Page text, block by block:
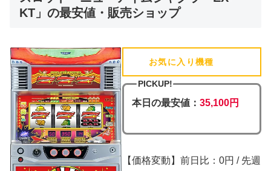
KT」の最安値・販売ショップ
お気に入り機種
PICKUP!
本日の最安値： 35,100円
【価格変動】前日比：0円 / 先週